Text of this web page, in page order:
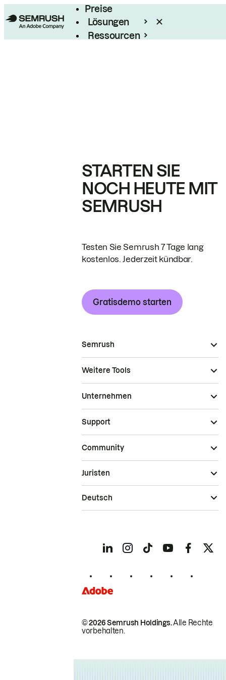
Preise
Lösungen
Ressourcen
STARTEN SIE
NOCH HEUTE MIT
SEMRUSH
Testen Sie Semrush 7 Tage lang
kostenlos. Jederzeit kündbar.
Gratisdemo starten
Semrush
Weitere Tools
Unternehmen
Support
Community
© 2026 Semrush Holdings.Alle Rechte
vorbehalten.
Juristen
Deutsch